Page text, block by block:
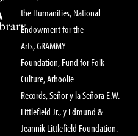
the Humanities, National
Endowment for the
Arts, GRAMMY
Foundation, Fund for Folk
Culture, Arhoolie
Records, Señor y la Señora E.W.
Littlefield Jr., y Edmund &
Jeannik Littlefield Foundation.